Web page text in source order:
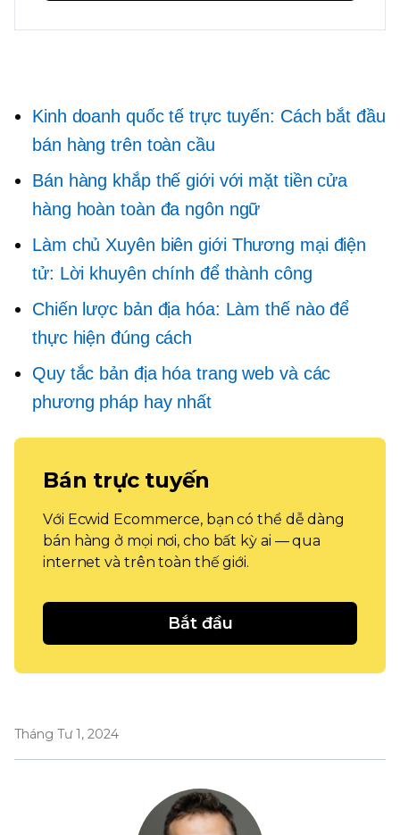
Kinh doanh quốc tế trực tuyến: Cách bắt đầu
bán hàng trên toàn cầu
Bán hàng khắp thế giới với mặt tiền cửa
hàng hoàn toàn đa ngôn ngữ
Làm chủ Xuyên biên giớiThương mại điện
tử: Lời khuyên chính để thành công
Chiến lược bản địa hóa: Làm thế nào để
thực hiện đúng cách
Quy tắc bản địa hóa trang web và các
phương pháp hay nhất
Bán trực tuyến
Với Ecwid Ecommerce, bạn có thể dễ dàng
bán hàng ở mọi nơi, cho bất kỳ ai — qua
internet và trên toàn thế giới.
Bắt đầu
Tháng Tư 1, 2024